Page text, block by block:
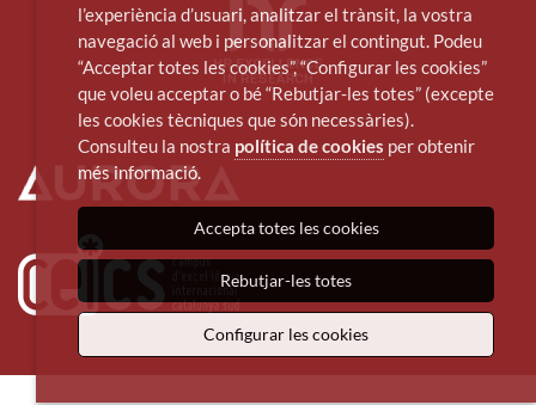
l’experiència d’usuari, analitzar el trànsit, la vostra
navegació al web i personalitzar el contingut. Podeu
“Acceptar totes les cookies”, “Configurar les cookies”
que voleu acceptar o bé “Rebutjar-les totes” (excepte
les cookies tècniques que són necessàries).
Consulteu la nostra política de cookies per obtenir
més informació.
Accepta totes les cookies
Rebutjar-les totes
Configurar les cookies